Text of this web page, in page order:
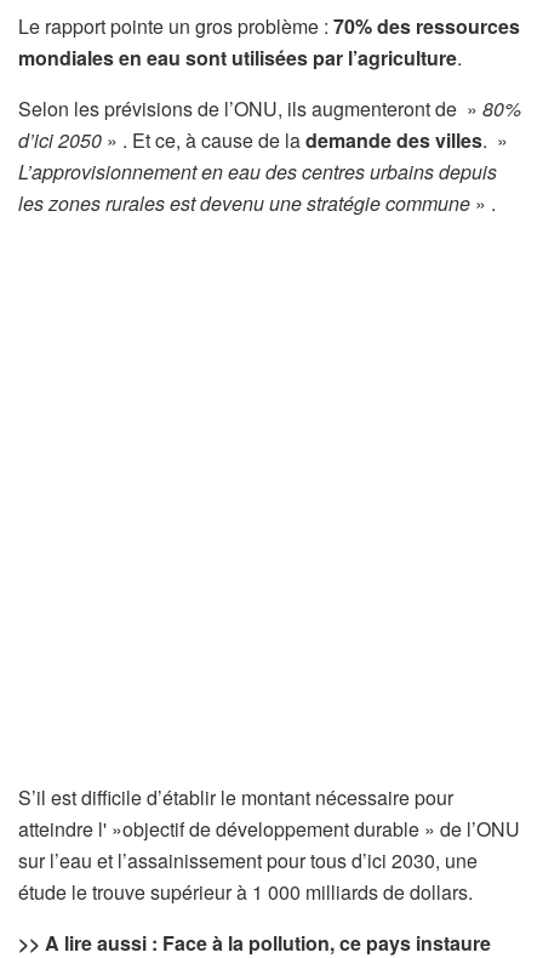
Le rapport pointe un gros problème : 70% des ressources
mondiales en eau sont utilisées par l’agriculture.
Selon les prévisions de l’ONU, ils augmenteront de » 80%
d’ici 2050 » . Et ce, à cause de lademande des villes. »
L’approvisionnement en eau des centres urbains depuis
les zones rurales est devenu une stratégie commune » .
S’il est difficile d’établir le montant nécessaire pour
atteindre l' »objectif de développement durable » de l’ONU
sur l’eau et l’assainissement pour tous d’ici 2030, une
étude le trouve supérieur à 1 000 milliards de dollars.
>> A lire aussi : Face à la pollution, ce pays instaure